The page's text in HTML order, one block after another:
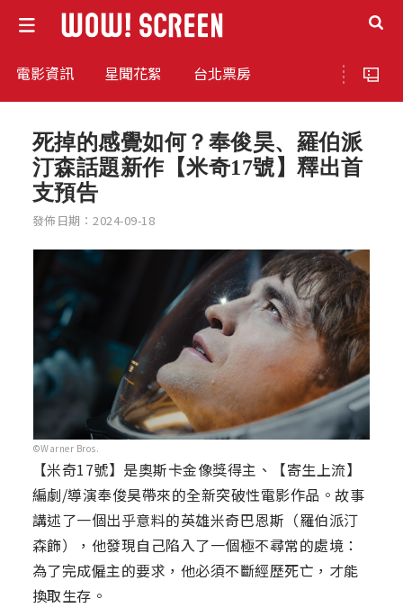
電影資訊 星聞花絮 台北票房
死掉的感覺如何？奉俊昊、羅伯派
汀森話題新作【米奇17號】釋出首
支預告
發佈日期：2024-09-18
©Warner Bros.
【米奇17號】是奧斯卡金像獎得主、【寄生上流】
編劇/導演奉俊昊帶來的全新突破性電影作品。故事
講述了一個出乎意料的英雄米奇巴恩斯（羅伯派汀
森飾），他發現自己陷入了一個極不尋常的處境：
為了完成僱主的要求，他必須不斷經歷死亡，才能
換取生存。